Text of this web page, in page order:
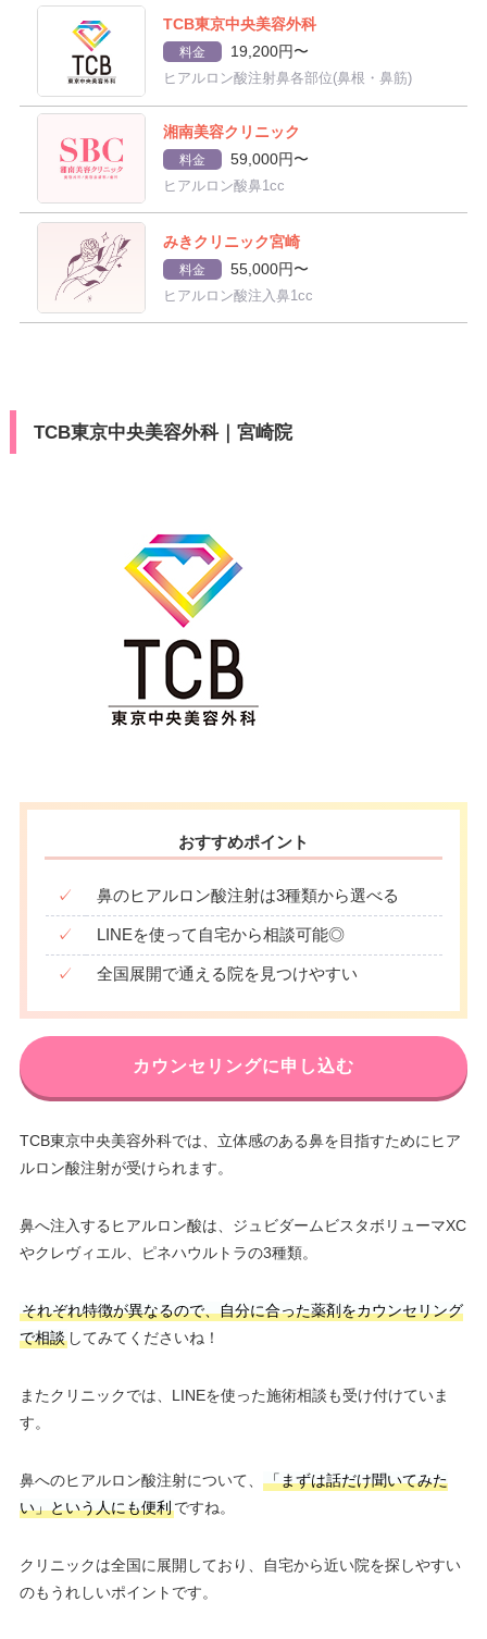
TCB東京中央美容外科
料金 19,200円〜
ヒアルロン酸注射鼻各部位(鼻根・鼻筋)
湘南美容クリニック
料金 59,000円〜
ヒアルロン酸鼻1cc
みきクリニック宮崎
料金 55,000円〜
ヒアルロン酸注入鼻1cc
TCB東京中央美容外科｜宮崎院
おすすめポイント
✓ 鼻のヒアルロン酸注射は3種類から選べる
✓ LINEを使って自宅から相談可能◎
✓ 全国展開で通える院を見つけやすい
カウンセリングに申し込む
TCB東京中央美容外科では、立体感のある鼻を目指すためにヒア
ルロン酸注射が受けられます。
鼻へ注入するヒアルロン酸は、ジュビダームビスタボリューマXC
やクレヴィエル、ピネハウルトラの3種類。
それぞれ特徴が異なるので、自分に合った薬剤をカウンセリング
で相談してみてくださいね！
またクリニックでは、LINEを使った施術相談も受け付けていま
す。
鼻へのヒアルロン酸注射について、
「まずは話だけ聞いてみた
い」という人にも便利ですね。
クリニックは全国に展開しており、自宅から近い院を探しやすい
のもうれしいポイントです。